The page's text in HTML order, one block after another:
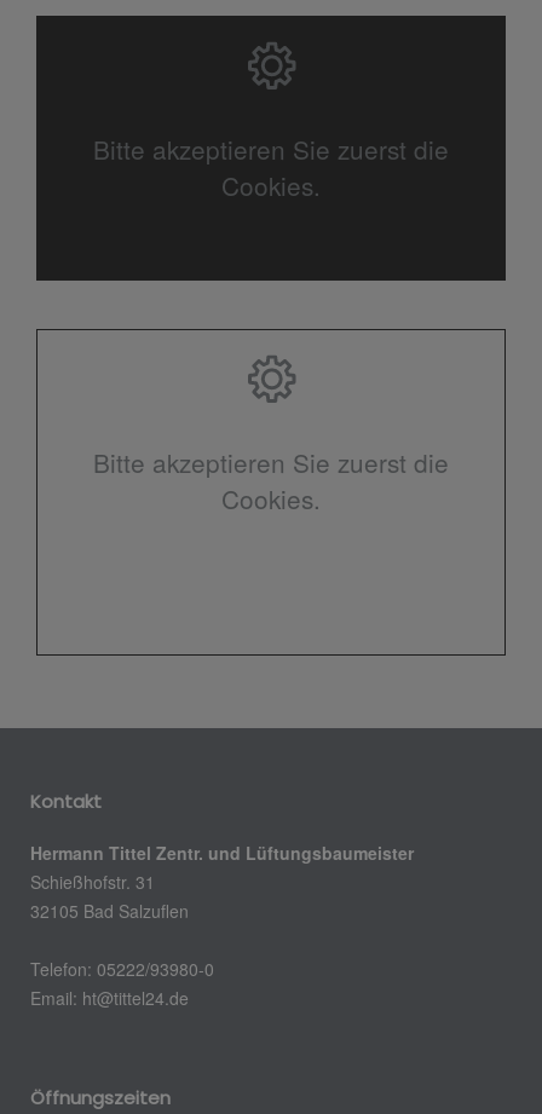
Bitte akzeptieren Sie zuerst die
Cookies.
Bitte akzeptieren Sie zuerst die
Cookies.
Kontakt
Hermann Tittel Zentr. und Lüftungsbaumeister
Schießhofstr. 31
32105 Bad Salzuflen
Telefon: 05222/93980-0
Email: ht@tittel24.de
Öffnungszeiten